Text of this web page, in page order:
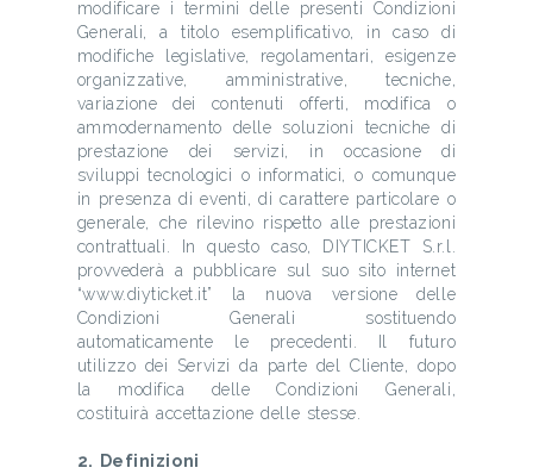
modificare i termini delle presenti Condizioni
Generali, a titolo esemplificativo, in caso di
modifiche legislative, regolamentari, esigenze
organizzative, amministrative, tecniche,
variazione dei contenuti offerti, modifica o
ammodernamento delle soluzioni tecniche di
prestazione dei servizi, in occasione di
sviluppi tecnologici o informatici, o comunque
in presenza di eventi, di carattere particolare o
generale, che rilevino rispetto alle prestazioni
contrattuali. In questo caso, DIYTICKET S.r.l.
provvederà a pubblicare sul suo sito internet
“www.diyticket.it” la nuova versione delle
Condizioni Generali sostituendo
automaticamente le precedenti. Il futuro
utilizzo dei Servizi da parte del Cliente, dopo
la modifica delle Condizioni Generali,
costituirà accettazione delle stesse.
2. Definizioni